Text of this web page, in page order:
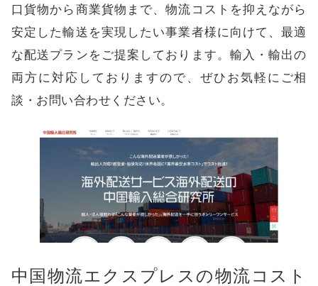
口貨物から商業貨物まで、物流コストを抑えながら
安定した輸送を実現したい事業者様に向けて、最適
な配送プランをご提案しております。輸入・輸出の
両方に対応しておりますので、 ぜひお気軽にご相
談・お問い合わせください。
中国物流エクスプレスの物流コスト